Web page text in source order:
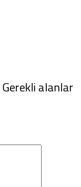
Gerekli alanlar